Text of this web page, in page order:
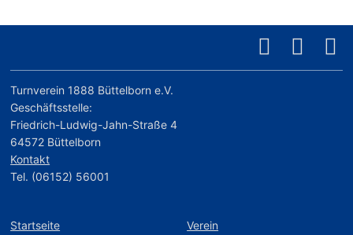
Turnverein 1888 Büttelborn e.V.
Geschäftsstelle:
Friedrich-Ludwig-Jahn-Straße 4
64572 Büttelborn
Kontakt
Tel. (06152) 56001
Startseite
Verein